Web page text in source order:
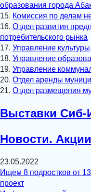
образования города
15. Комиссия по делам
16. Отдел развития
потребительского рынка
17. Управление
18. Управление
19. Управление
20. Отдел аренды
21. Отдел размещения
Выставки
Новости.
23.05.2022
Ищем 8 подростков от
проект